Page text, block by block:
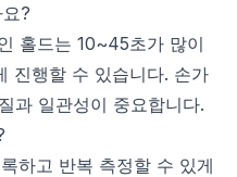
?
홀드는 10~45초가 많이
진행할 수 있습니다. 손가
과 일관성이 중요합니다.
하고 반복 측정할 수 있게